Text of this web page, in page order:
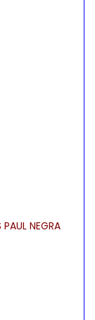
NEGRA